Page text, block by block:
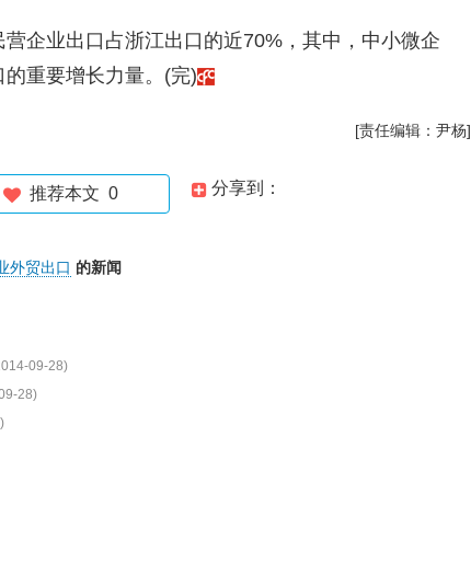
企业出口占浙江出口的近70%，其中，中小微企
重要增长力量。(完)
[责任编辑：尹杨]
分享到：
推荐本文 0
外贸出口 的新闻
09-28)
28)